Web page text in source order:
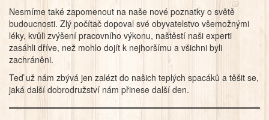
Nesmíme také zapomenout na naše nové poznatky o světě
budoucnosti. Zlý počítač dopoval své obyvatelstvo všemožnými
léky, kvůli zvýšení pracovního výkonu, naštěstí naši experti
zasáhli dříve, než mohlo dojít k nejhoršímu a všichni byli
zachráněni.
Teď už nám zbývá jen zalézt do našich teplých spacáků a těšit se,
jaká další dobrodružství nám přinese další den.